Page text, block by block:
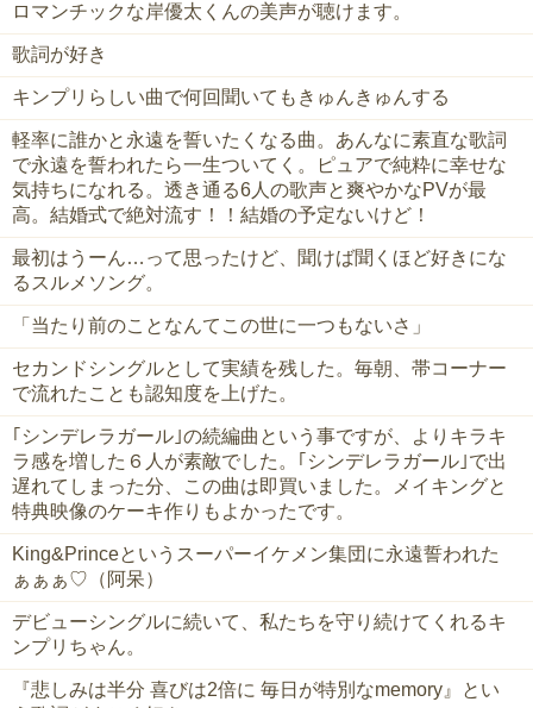
ロマンチックな岸優太くんの美声が聴けます。
歌詞が好き
キンプリらしい曲で何回聞いてもきゅんきゅんする
軽率に誰かと永遠を誓いたくなる曲。あんなに素直な歌詞
で永遠を誓われたら一生ついてく。ピュアで純粋に幸せな
気持ちになれる。透き通る6人の歌声と爽やかなPVが最
高。結婚式で絶対流す！！結婚の予定ないけど！
最初はうーん…って思ったけど、聞けば聞くほど好きにな
るスルメソング。
「当たり前のことなんてこの世に一つもないさ」
セカンドシングルとして実績を残した。毎朝、帯コーナー
で流れたことも認知度を上げた。
｢シンデレラガール｣の続編曲という事ですが、よりキラキ
ラ感を増した６人が素敵でした。｢シンデレラガール｣で出
遅れてしまった分、この曲は即買いました。メイキングと
特典映像のケーキ作りもよかったです。
King&Princeというスーパーイケメン集団に永遠誓われた
ぁぁぁ♡（阿呆）
デビューシングルに続いて、私たちを守り続けてくれるキ
ンプリちゃん。
『悲しみは半分 喜びは2倍に 毎日が特別なmemory』とい